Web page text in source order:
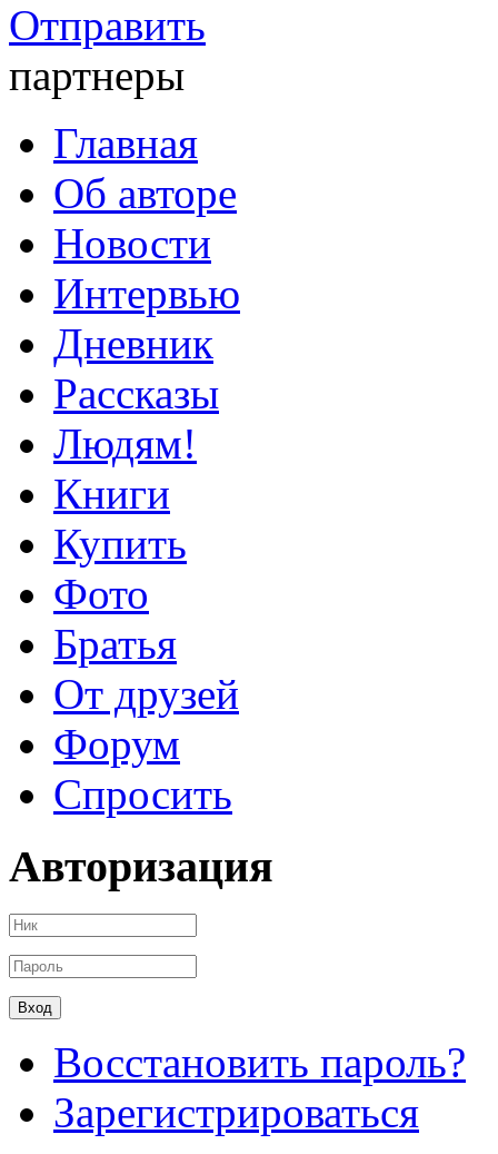
Отправить
партнеры
Главная
Об авторе
Новости
Интервью
Дневник
Рассказы
Людям!
Книги
Купить
Фото
Братья
От друзей
Форум
Спросить
Авторизация
Восстановить пароль?
Зарегистрироваться